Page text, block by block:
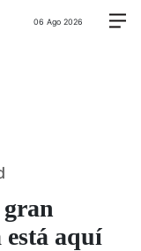
06 Ago 2026
aquí